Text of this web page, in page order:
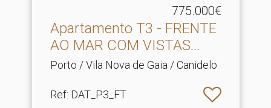
775.000€
Apartamento T3 - FRENTE
AO MAR COM VISTAS
DES.​..
Porto / Vila Nova de Gaia / Canidelo
Ref: DAT_P3_FT